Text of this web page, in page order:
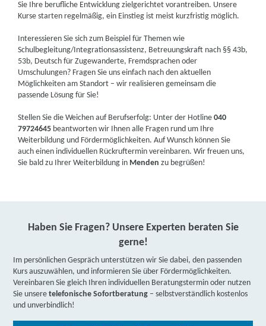
Sie Ihre berufliche Entwicklung zielgerichtet vorantreiben. Unsere
Kurse starten regelmäßig, ein Einstieg ist meist kurzfristig möglich.
Interessieren Sie sich zum Beispiel für Themen wie
Schulbegleitung/Integrationsassistenz, Betreuungskraft nach §§ 43b,
53b, Deutsch für Zugewanderte, Fremdsprachen oder
Umschulungen? Fragen Sie uns einfach nach den aktuellen
Möglichkeiten am Standort – wir realisieren gemeinsam die
passende Lösung für Sie!
Stellen Sie die Weichen auf Berufserfolg: Unter der Hotline040
79724645 beantworten wir Ihnen alle Fragen rund um Ihre
Weiterbildung und Fördermöglichkeiten. Auf Wunsch können Sie
auch einen individuellen Rückruftermin vereinbaren. Wir freuen uns,
Sie bald zu Ihrer Weiterbildung in Menden zu begrüßen!
Haben Sie Fragen? Unsere Experten beraten Sie
gerne!
Im persönlichen Gespräch unterstützen wir Sie dabei, den passenden
Kurs auszuwählen, und informieren Sie über Fördermöglichkeiten.
Vereinbaren Sie gleich Ihren individuellen Beratungstermin oder nutzen
Sie unseretelefonische Sofortberatung – selbstverständlich kostenlos
und unverbindlich!